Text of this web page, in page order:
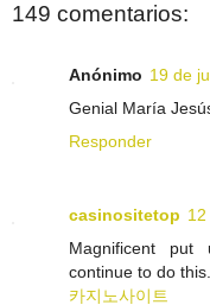
149 comentarios:
Anónimo 19 de
Genial María
Responder
casinositetop
Magnificent
continue to do this.
카지노사이트